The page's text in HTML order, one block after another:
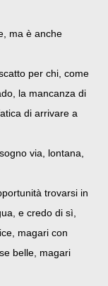
ma è anche
per chi, come
la mancanza di
di arrivare a
via, lontana,
trovarsi in
e credo di sì,
magari con
belle, magari